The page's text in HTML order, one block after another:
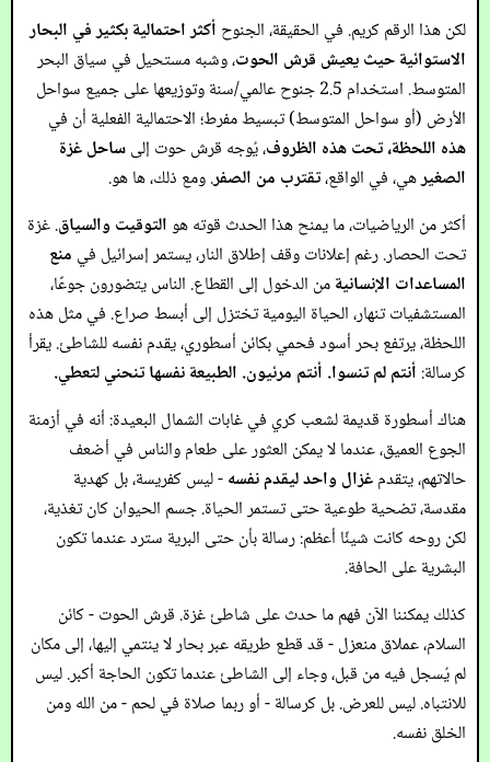
لكن هذا الرقم كريم. في الحقيقة، الجنوح أكثر احتمالية بكثير في البحار
الاستوائية حيث يعيش قرش الحوت، وشبه مستحيل في سياق البحر
المتوسط. استخدام 2.5 جنوح عالمي/سنة وتوزيعها على جميع سواحل
الأرض (أو سواحل المتوسط) تبسيط مفرط؛ الاحتمالية الفعلية أن في
هذه اللحظة، تحت هذه الظروف، يُوجه قرش حوت إلىساحل غزة
الصغيرهي، في الواقع،تقترب من الصفر. ومع ذلك، ها هو.
أكثر من الرياضيات، ما يمنح هذا الحدث قوته هوالتوقيت والسياق. غزة
تحت الحصار. رغم إعلانات وقف إطلاق النار، يستمر إسرائيل في منع
المساعدات الإنسانيةمن الدخول إلى القطاع. الناس يتضورون جوعًا،
المستشفيات تنهار، الحياة اليومية تختزل إلى أبسط صراع. في مثل هذه
اللحظة، يرتفع بحر أسود فحمي بكائن أسطوري، يقدم نفسه للشاطئ. يقرأ
كرسالة: أنتم لم تنسوا. أنتم مرئيون. الطبيعة نفسها تنحني لتعطي.
هناك أسطورة قديمة لشعب كري في غابات الشمال البعيدة: أنه في أزمنة
الجوع العميق، عندما لا يمكن العثور على طعام والناس في أضعف
حالاتهم، يتقدمغزال واحد ليقدم نفسه- ليس كفريسة، بل كهدية
مقدسة، تضحية طوعية حتى تستمر الحياة. جسم الحيوان كان تغذية،
لكن روحه كانت شيئًا أعظم: رسالة بأن حتى البرية سترد عندما تكون
البشرية على الحافة.
كذلك يمكننا الآن فهم ما حدث على شاطئ غزة. قرش الحوت - كائن
السلام، عملاق منعزل - قد قطع طريقه عبر بحار لا ينتمي إليها، إلى مكان
لم يُسجل فيه من قبل، وجاء إلى الشاطئ عندما تكون الحاجة أكبر. ليس
للانتباه. ليس للعرض. بل كرسالة - أو ربما صلاة في لحم - من الله ومن
الخلق نفسه.